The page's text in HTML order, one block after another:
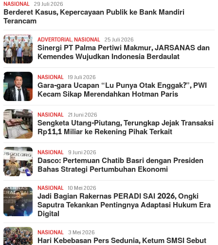
NASIONAL 29 Juli 2026
Berderet Kasus, Kepercayaan Publik ke Bank Mandiri
Terancam
ADVERTORIAL, NASIONAL 25 Juli 2026
Sinergi PT Palma Pertiwi Makmur, JARSANAS dan
Kemendes Wujudkan Indonesia Berdaulat
NASIONAL 19 Juli 2026
Gara-gara Ucapan “Lu Punya Otak Enggak?”, PWI
Kecam Sikap Merendahkan Hotman Paris
NASIONAL 21 Juni 2026
Sengketa Utang-Piutang, Terungkap Jejak Transaksi
Rp11,1 Miliar ke Rekening Pihak Terkait
NASIONAL 9 Juni 2026
Dasco: Pertemuan Chatib Basri dengan Presiden
Bahas Strategi Pertumbuhan Ekonomi
NASIONAL 10 Mei 2026
Jadi Bagian Rakernas PERADI SAI 2026, Ongki
Saputra Tekankan Pentingnya Adaptasi Hukum Era
Digital
NASIONAL 3 Mei 2026
Hari Kebebasan Pers Sedunia, Ketum SMSI Sebut